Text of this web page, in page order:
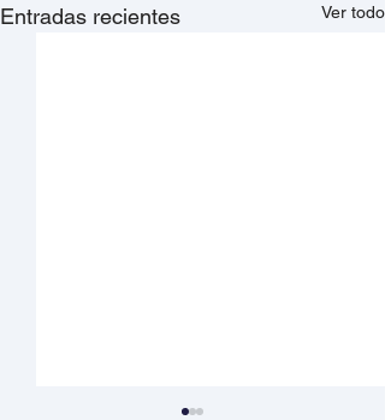
Entradas recientes Ver todo